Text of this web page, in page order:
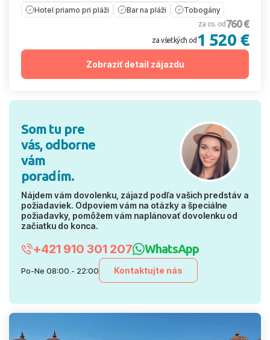
Hotel priamo pri pláži
Bar na pláži Tobogány
za os. od 760 €
za všetkých od 1 520 €
Zobraziť detail zájazdu
Som tu pre
vás, odborne
vám
poradím.
Nájdem vám dovolenku, zájazd podľa vašich predstáv a
požiadaviek. Odpoviem vám na otázky a špeciálne
požiadavky, pomôžem vám naplánovať dovolenku od
začiatku do konca.
+421 910 301 207 WhatsApp
Po-Ne 08:00 - 22:00 Kontaktujte nás